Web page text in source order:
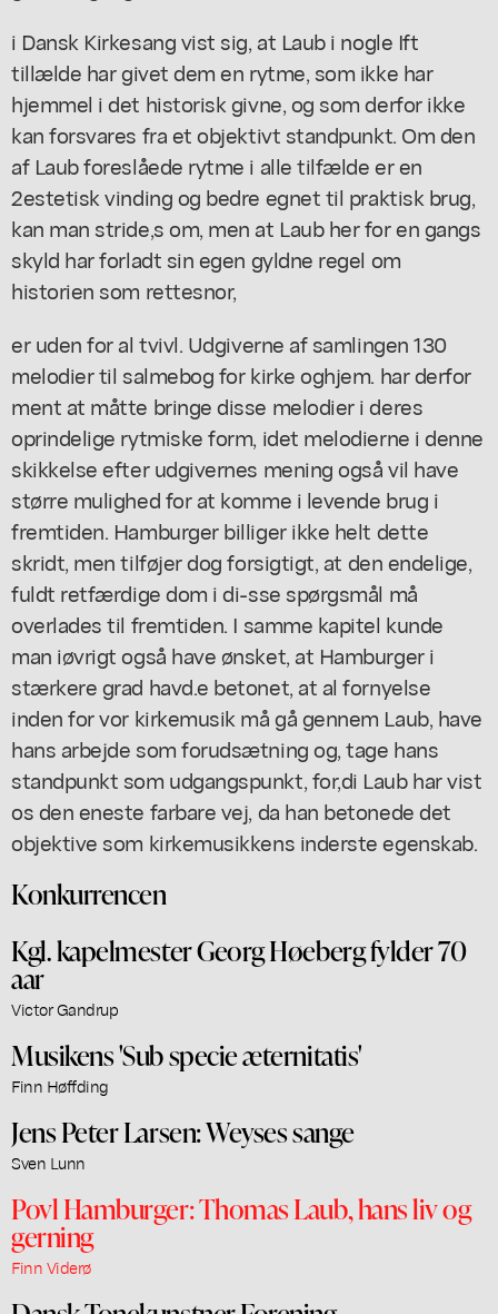
i Dansk Kirkesang vist sig, at Laub i nogle Ift
tillælde har givet dem en rytme, som ikke har
hjemmel i det historisk givne, og som derfor ikke
kan forsvares fra et objektivt standpunkt. Om den
af Laub foreslåede rytme i alle tilfælde er en
2estetisk vinding og bedre egnet til praktisk brug,
kan man stride,s om, men at Laub her for en gangs
skyld har forladt sin egen gyldne regel om
historien som rettesnor,
er uden for al tvivl. Udgiverne af samlingen 130
melodier til salmebog for kirke oghjem. har derfor
ment at måtte bringe disse melodier i deres
oprindelige rytmiske form, idet melodierne i denne
skikkelse efter udgivernes mening også vil have
større mulighed for at komme i levende brug i
fremtiden. Hamburger billiger ikke helt dette
skridt, men tilføjer dog forsigtigt, at den endelige,
fuldt retfærdige dom i di-sse spørgsmål må
overlades til fremtiden. I samme kapitel kunde
man iøvrigt også have ønsket, at Hamburger i
stærkere grad havd.e betonet, at al fornyelse
inden for vor kirkemusik må gå gennem Laub, have
hans arbejde som forudsætning og, tage hans
standpunkt som udgangspunkt, for,di Laub har vist
os den eneste farbare vej, da han betonede det
objektive som kirkemusikkens inderste egenskab.
Konkurrencen
Kgl. kapelmester Georg Høeberg fylder 70
aar
Victor Gandrup
Musikens 'Sub specie æternitatis'
Finn Høffding
Jens Peter Larsen: Weyses sange
Sven Lunn
Povl Hamburger: Thomas Laub, hans liv og
gerning
Finn Viderø